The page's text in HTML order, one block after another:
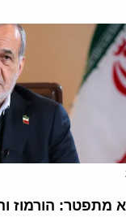
מתפטר: הורמוז